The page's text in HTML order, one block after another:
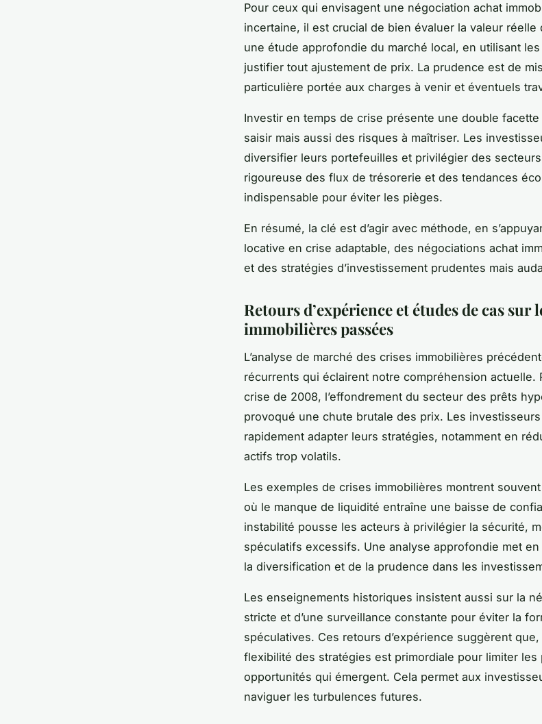
Pour ceux qui envisagent une négociation achat
incertaine, il est crucial de bien évaluer la valeur réelle
une étude approfondie du marché local, en utilisant
justifier tout ajustement de prix. La prudence est de
particulière portée aux charges à venir et éventuels
Investir en temps de crise présente une double
saisir mais aussi des risques à maîtriser. Les
diversifier leurs portefeuilles et privilégier des
rigoureuse des flux de trésorerie et des tendances
indispensable pour éviter les pièges.
En résumé, la clé est d’agir avec méthode, en
locative en crise adaptable, des négociations achat
et des stratégies d’investissement prudentes mais
Retours d’expérience et études de cas sur
immobilières passées
L’analyse de marché des crises immobilières
récurrents qui éclairent notre compréhension actuelle.
crise de 2008, l’effondrement du secteur des prêts
provoqué une chute brutale des prix. Les
rapidement adapter leurs stratégies, notamment en
actifs trop volatils.
Les exemples de crises immobilières montrent
où le manque de liquidité entraîne une baisse de
instabilité pousse les acteurs à privilégier la sécurité,
spéculatifs excessifs. Une analyse approfondie met en
la diversification et de la prudence dans les
Les enseignements historiques insistent aussi sur la
stricte et d’une surveillance constante pour éviter la
spéculatives. Ces retours d’expérience suggèrent
flexibilité des stratégies est primordiale pour limiter
opportunités qui émergent. Cela permet aux
naviguer les turbulences futures.